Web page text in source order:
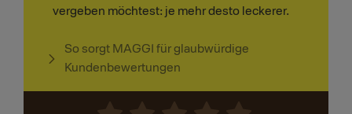
vergeben möchtest: je mehr desto leckerer.
So sorgt MAGGI für glaubwürdige
Kundenbewertungen